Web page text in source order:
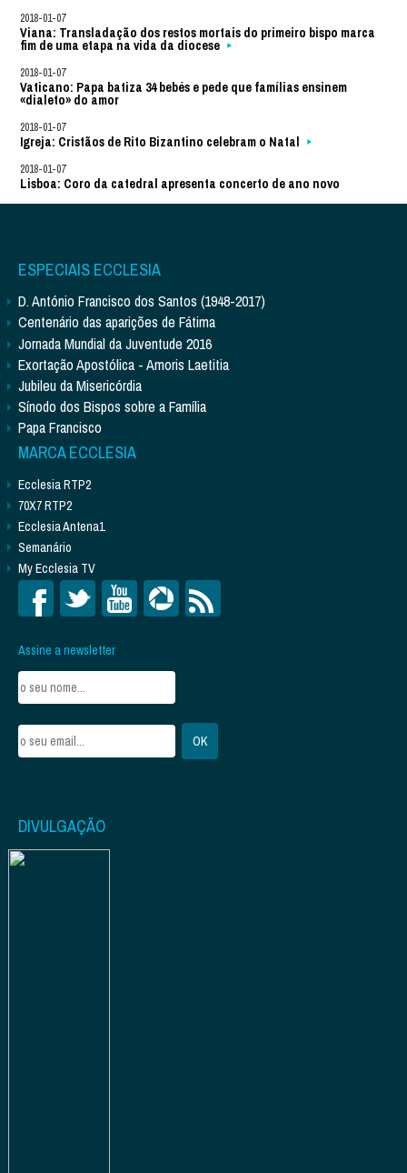
2018-01-07
Viana: Transladação dos restos mortais do primeiro bispo marca
fim de uma etapa na vida da diocese
2018-01-07
Vaticano: Papa batiza 34 bebés e pede que famílias ensinem
«dialeto» do amor
2018-01-07
Igreja: Cristãos de Rito Bizantino celebram o Natal
2018-01-07
Lisboa: Coro da catedral apresenta concerto de ano novo
ESPECIAIS ECCLESIA
D. António Francisco dos Santos (1948-2017)
Centenário das aparições de Fátima
Jornada Mundial da Juventude 2016
Exortação Apostólica - Amoris Laetitia
Jubileu da Misericórdia
Sínodo dos Bispos sobre a Família
Papa Francisco
MARCA ECCLESIA
Ecclesia RTP2
70X7 RTP2
Ecclesia Antena1
Semanário
My Ecclesia TV
Assine a newsletter
DIVULGAÇÃO